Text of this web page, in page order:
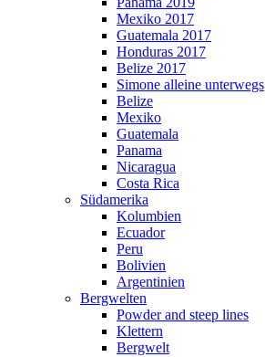
Mexiko 2017
Guatemala 2017
Honduras 2017
Belize 2017
Simone alleine unterwegs
Belize
Mexiko
Guatemala
Panama
Nicaragua
Costa Rica
Südamerika
Kolumbien
Ecuador
Peru
Bolivien
Argentinien
Bergwelten
Powder and steep lines
Klettern
Bergwelt